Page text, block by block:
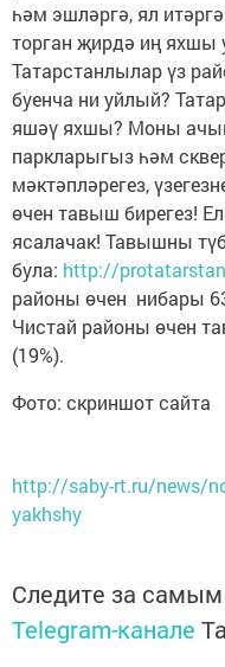
һәм эшләргә, ял
торган җирдә иң яхшы
Татарстанлылар үз
буенча ни уйлый?
яшәү яхшы? Моны
паркларыгыз һәм
мәктәпләрегез,
өчен тавыш бирегез!
ясалачак! Тавышны
була: http://
районы өчен нибары
Чистай районы өчен
(19%).
Фото: скриншот сайта
http://saby-rt.ru/news/
yakhshy
Следите за
Telegram-канале